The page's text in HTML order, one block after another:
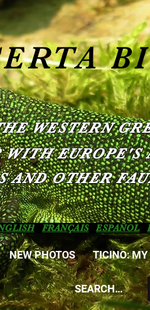
WESTERN
WITH
AND OTHER
FRANÇAIS ESPAÑOL
NEW PHOTOS TICINO: MY